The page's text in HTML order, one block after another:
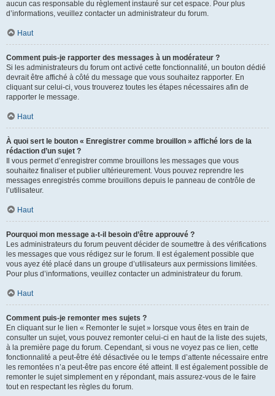
aucun cas responsable du règlement instauré sur cet espace. Pour plus
d’informations, veuillez contacter un administrateur du forum.
Haut
Comment puis-je rapporter des messages à un modérateur ?
Si les administrateurs du forum ont activé cette fonctionnalité, un bouton dédié
devrait être affiché à côté du message que vous souhaitez rapporter. En
cliquant sur celui-ci, vous trouverez toutes les étapes nécessaires afin de
rapporter le message.
Haut
À quoi sert le bouton « Enregistrer comme brouillon » affiché lors de la
rédaction d’un sujet ?
Il vous permet d’enregistrer comme brouillons les messages que vous
souhaitez finaliser et publier ultérieurement. Vous pouvez reprendre les
messages enregistrés comme brouillons depuis le panneau de contrôle de
l’utilisateur.
Haut
Pourquoi mon message a-t-il besoin d’être approuvé ?
Les administrateurs du forum peuvent décider de soumettre à des vérifications
les messages que vous rédigez sur le forum. Il est également possible que
vous ayez été placé dans un groupe d’utilisateurs aux permissions limitées.
Pour plus d’informations, veuillez contacter un administrateur du forum.
Haut
Comment puis-je remonter mes sujets ?
En cliquant sur le lien « Remonter le sujet » lorsque vous êtes en train de
consulter un sujet, vous pouvez remonter celui-ci en haut de la liste des sujets,
à la première page du forum. Cependant, si vous ne voyez pas ce lien, cette
fonctionnalité a peut-être été désactivée ou le temps d’attente nécessaire entre
les remontées n’a peut-être pas encore été atteint. Il est également possible de
remonter le sujet simplement en y répondant, mais assurez-vous de le faire
tout en respectant les règles du forum.